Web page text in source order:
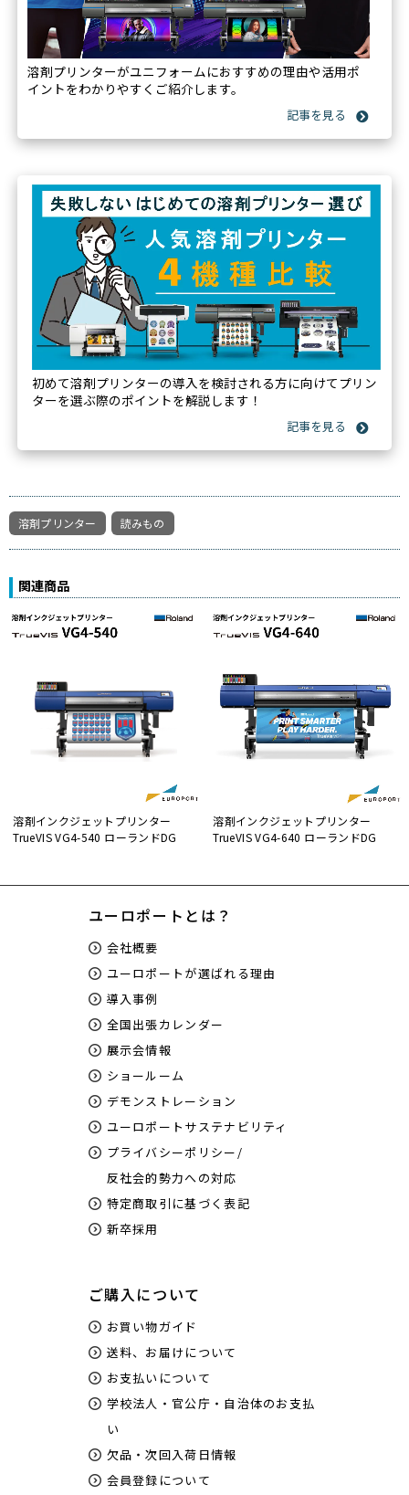
溶剤プリンターがユニフォームにおすすめの理由や活用ポ
イントをわかりやすくご紹介します。
初めて溶剤プリンターの導入を検討される方に向けてプリン
ターを選ぶ際のポイントを解説します！
溶剤プリンター 読みもの
関連商品
溶剤インクジェットプリンター
TrueVIS VG4-540 ローランドDG
溶剤インクジェットプリンター
TrueVIS VG4-640 ローランドDG
ユーロポートとは？
会社概要
ユーロポートが選ばれる理由
導入事例
全国出張カレンダー
展示会情報
ショールーム
デモンストレーション
ユーロポートサステナビリティ
プライバシーポリシー/
反社会的勢力への対応
特定商取引に基づく表記
新卒採用
ご購入について
お買い物ガイド
送料、お届けについて
お支払いについて
学校法人・官公庁・自治体のお支払
い
欠品・次回入荷日情報
会員登録について